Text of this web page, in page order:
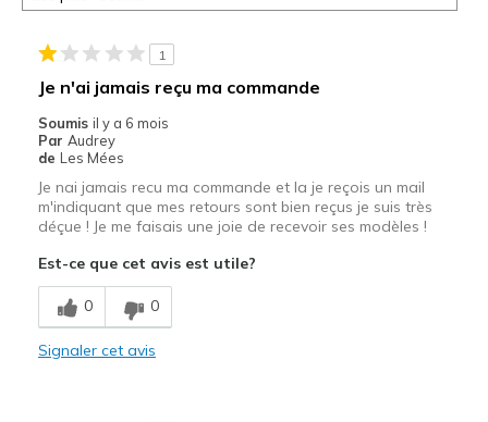
1
Je n'ai jamais reçu ma commande
Soumis il y a 6 mois
Par Audrey
de Les Mées
Je nai jamais recu ma commande et la je reçois un mail
m'indiquant que mes retours sont bien reçus je suis très
déçue ! Je me faisais une joie de recevoir ses modèles !
Est-ce que cet avis est utile?
0 0
Signaler cet avis